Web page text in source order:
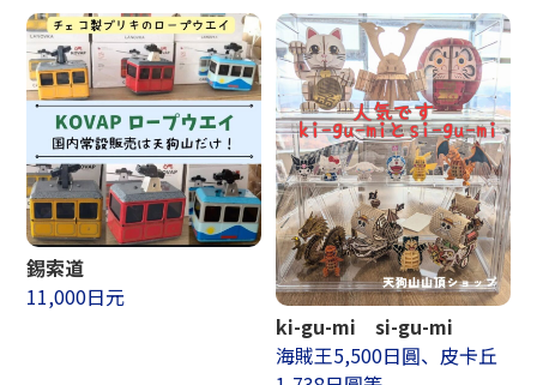
錫索道
11,000日元
ki-gu-mi si-gu-mi
海賊王5,500日圓、皮卡丘